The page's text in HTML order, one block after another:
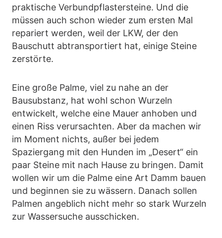
praktische Verbundpflastersteine. Und die
müssen auch schon wieder zum ersten Mal
repariert werden, weil der LKW, der den
Bauschutt abtransportiert hat, einige Steine
zerstörte.
Eine große Palme, viel zu nahe an der
Bausubstanz, hat wohl schon Wurzeln
entwickelt, welche eine Mauer anhoben und
einen Riss verursachten. Aber da machen wir
im Moment nichts, außer bei jedem
Spaziergang mit den Hunden im „Desert“ ein
paar Steine mit nach Hause zu bringen. Damit
wollen wir um die Palme eine Art Damm bauen
und beginnen sie zu wässern. Danach sollen
Palmen angeblich nicht mehr so stark Wurzeln
zur Wassersuche ausschicken.